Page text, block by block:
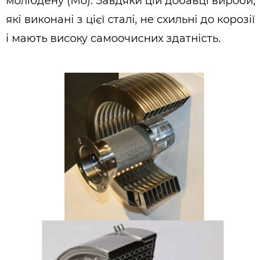
які виконані з цієї сталі, не схильні до корозії
і мають високу самоочисних здатність.